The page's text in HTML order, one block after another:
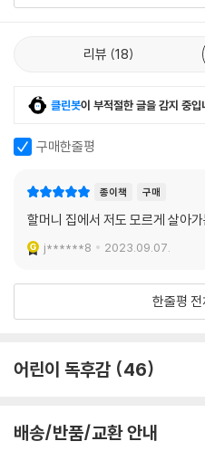
소리가 커지기 십상입니다. 말하는
사람은 귀를 열고 있는 것 자체가
지만 이영득은 놀라우리만큼 완벽
한 꼬마 아이 솔이 뒤에 숨어서 아이
새겨진 농촌의 빛깔을 어린 독자들
한 감정이 뒤섞여 있습니다. 이야기
적인 거리가 제법 크지만, 솔이가 할
구와 어울리는 사이에 조금씩 거리
이 이야기의 장점입니다.
곳에 솔이네 할머니 집이 있습니다.
할머니며 상구며 감자며 호박 같은
는 책이 《할머니 집에서》입니다.
리뷰 18
클린봇이 부적절한 글을 감지 중입
구매한줄평
종이책 구매
할머니 집에서 저도 모르게 살아
j******8 2023.09.07.
한줄평 전
어린이 독후감 46
배송/반품/교환 안내